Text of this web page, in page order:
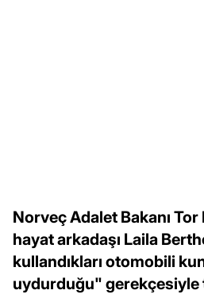
Norveç Adalet Bakanı
hayat arkadaşı Laila
kullandıkları otomobili
uydurduğu" gerekçesiyle